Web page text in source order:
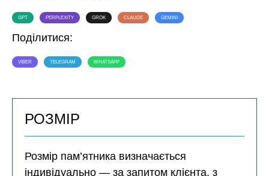
GPT PERPLEXITY GROK CLAUDE GEMINI
Поділитися:
VIBER TELEGRAM WHATSAPP
РОЗМІР
Розмір пам’ятника визначається
індивідуально — за запитом клієнта, з